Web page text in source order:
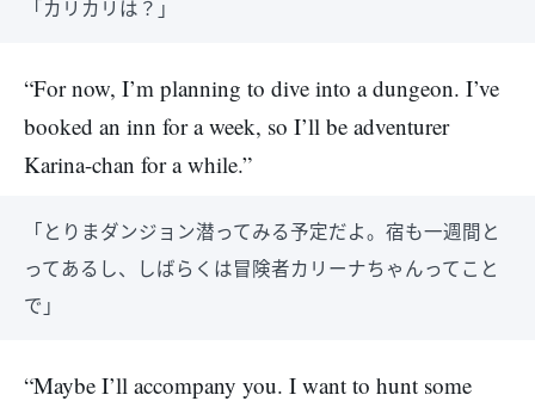
「カリカリは？」
“For now, I’m planning to dive into a dungeon. I’ve
booked an inn for a week, so I’ll be adventurer
Karina-chan for a while.”
「とりまダンジョン潜ってみる予定だよ。宿も一週間と
ってあるし、しばらくは冒険者カリーナちゃんってこと
で」
“Maybe I’ll accompany you. I want to hunt some